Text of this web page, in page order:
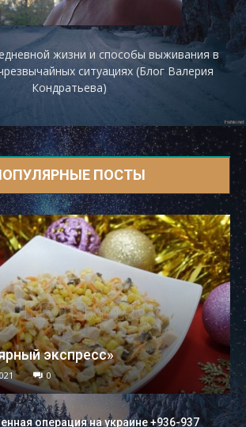
жизни и способы выживания в
ситуациях (Блог Валерия
Кондратьева)
ПОСТЫ
экспресс»
0
операция на украине +936-937